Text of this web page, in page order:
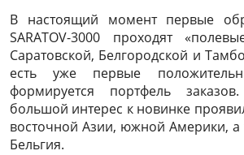
В настоящий момент первые
SARATOV-3000 проходят
Саратовской, Белгородской и
есть уже первые
формируется портфель
большой интерес к новинке
восточной Азии, южной Америки,
Бельгия.